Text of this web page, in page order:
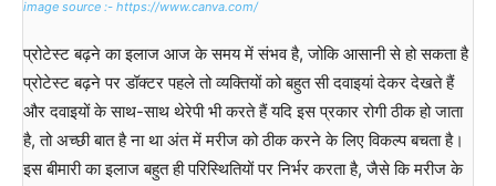
image source :- https://www.canva.com/
प्रोटेस्ट बढ़ने का इलाज आज के समय में संभव है, जोकि आसानी से हो सकता है
प्रोटेस्ट बढ़ने पर डॉक्टर पहले तो व्यक्तियों को बहुत सी दवाइयां देकर देखते हैं
और दवाइयों के साथ-साथ थेरेपी भी करते हैं यदि इस प्रकार रोगी ठीक हो जाता
है, तो अच्छी बात है ना था अंत में मरीज को ठीक करने के लिए विकल्प बचता है।
इस बीमारी का इलाज बहुत ही परिस्थितियों पर निर्भर करता है, जैसे कि मरीज के